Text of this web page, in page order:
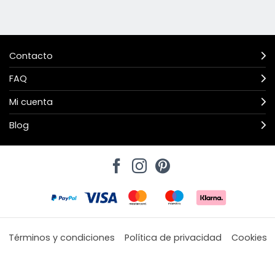
Contacto
FAQ
Mi cuenta
Blog
Términos y condiciones Política de privacidad
Cookies